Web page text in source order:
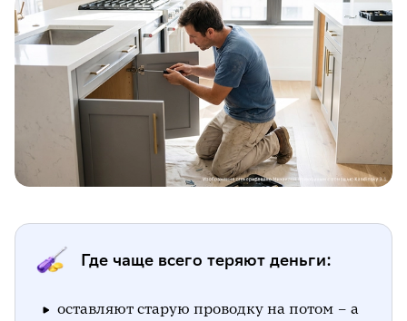
Где чаще всего теряют деньги:
оставляют старую проводку на потом – а